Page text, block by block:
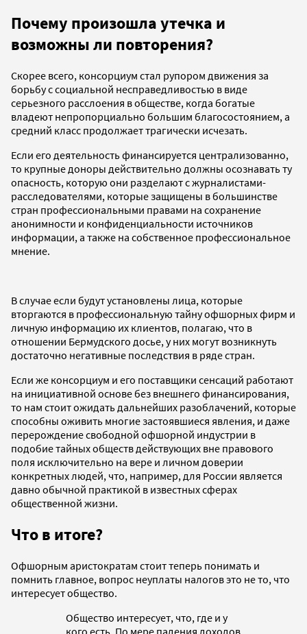
Почему произошла утечка и
возможны ли повторения?
Скорее всего, консорциум стал рупором движения за
борьбу с социальной несправедливостью в виде
серьезного расслоения в обществе, когда богатые
владеют непропорциально большим благосостоянием, а
средний класс продолжает трагически исчезать.
Если его деятельность финансируется централизованно,
то крупные доноры действительно должны осознавать ту
опасность, которую они разделают с журналистами-
расследователями, которые защищены в большинстве
стран профессиональными правами на сохранение
анонимности и конфиденциальности источников
информации, а также на собственное профессиональное
мнение.
В случае если будут установлены лица, которые
вторгаются в профессиональную тайну офшорных фирм и
личную информацию их клиентов, полагаю, что в
отношении Бермудского досье, у них могут возникнуть
достаточно негативные последствия в ряде стран.
Если же консорциум и его поставщики сенсаций работают
на инициативной основе без внешнего финансирования,
то нам стоит ожидать дальнейших разоблачений, которые
способны оживить многие застоявшиеся явления, и даже
перерождение свободной офшорной индустрии в
подобие тайных обществ действующих вне правового
поля исключительно на вере и личном доверии
конкретных людей, что, например, для России является
давно обычной практикой в известных сферах
общественной жизни.
Что в итоге?
Офшорным аристократам стоит теперь понимать и
помнить главное, вопрос неуплаты налогов это не то, что
интересует общество.
Общество интересует, что, где и у
кого есть. По мере падения доходов